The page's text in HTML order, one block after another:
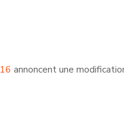
annoncent une